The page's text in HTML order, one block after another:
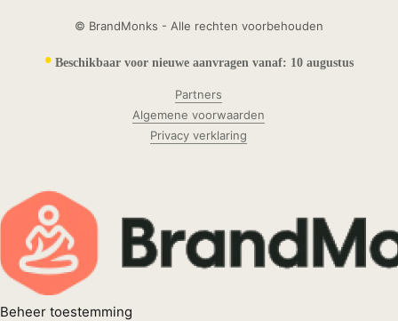
© BrandMonks - Alle rechten voorbehouden
•Beschikbaar voor nieuwe aanvragen vanaf: 10 augustus
Partners
Algemene voorwaarden
Privacy verklaring
Beheer toestemming